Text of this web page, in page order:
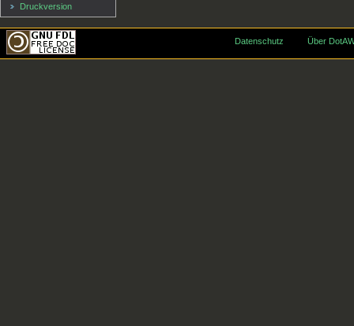
Druckversion
Datenschutz Über